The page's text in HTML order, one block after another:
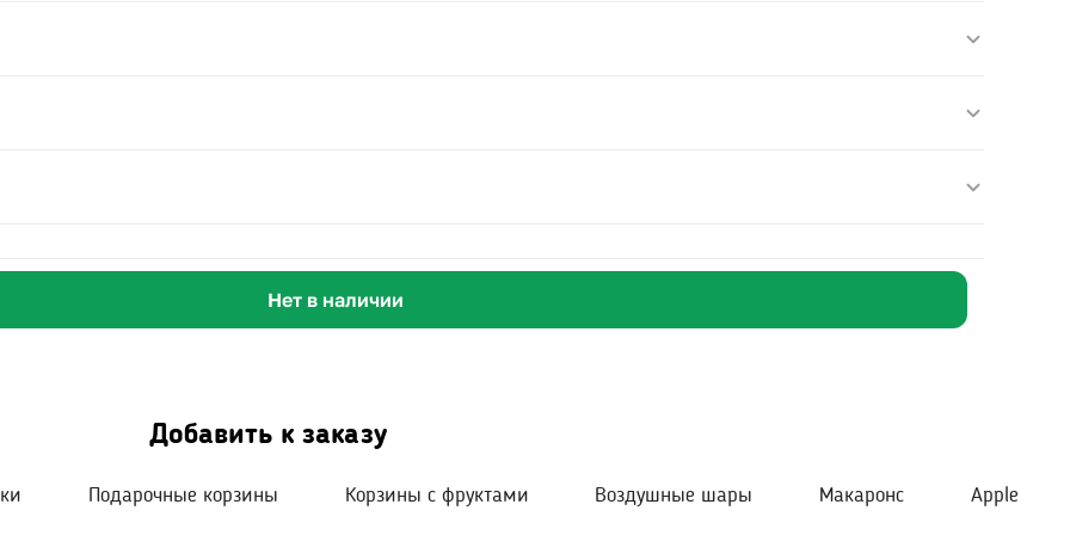
Нет в наличии
Добавить к заказу
Подарочные корзины Корзины с фруктами Воздушные шары Макаронс Apple